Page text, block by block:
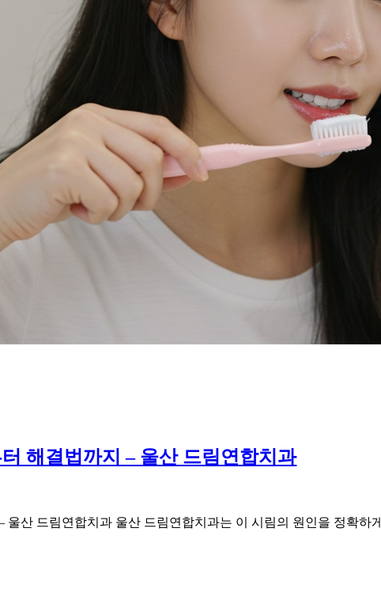
해결법까지 – 울산 드림연합치과
울산 드림연합치과 울산 드림연합치과는 이 시림의 원인을 정확하게